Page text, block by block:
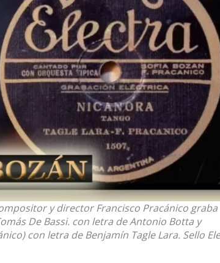
y director Francisco Pracánico graba
De Bassi. con letra de Antonio Botta y
con letra de Benjamín Tagle Lara. Sello